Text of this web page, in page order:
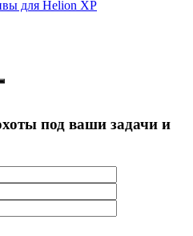
для Helion XP
под ваши задачи и